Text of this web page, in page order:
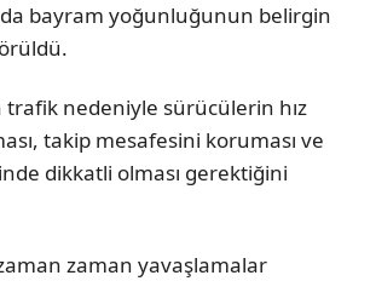
bayram yoğunluğunun belirgin
trafik nedeniyle sürücülerin hız
takip mesafesini koruması ve
dikkatli olması gerektiğini
zaman yavaşlamalar